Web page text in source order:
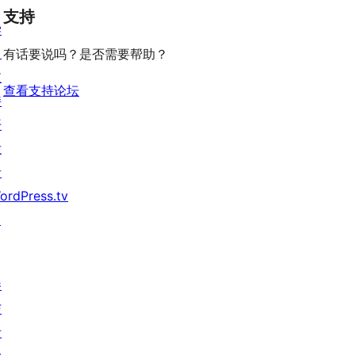
价
评
星
价
支持
有话要说吗？是否需要帮助？
查看支持论坛